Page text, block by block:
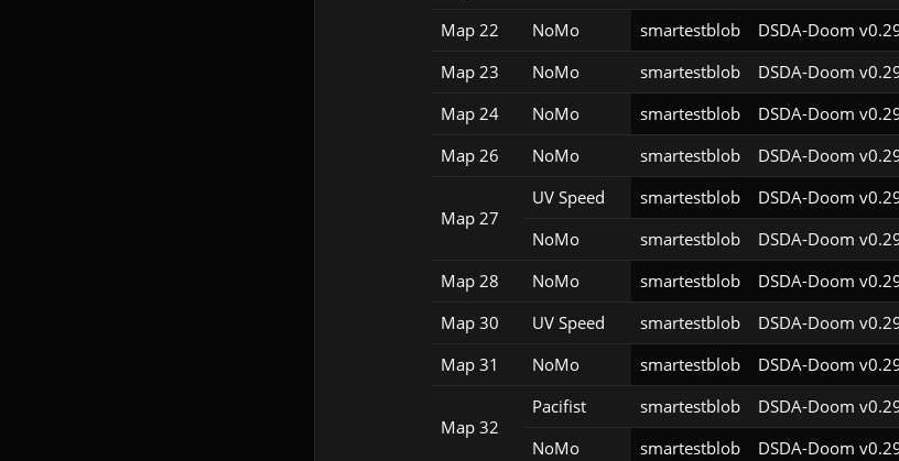
Map 22 NoMo smartestblob DSDA-Doom
Map 23 NoMo smartestblob DSDA-Doom
Map 24 NoMo smartestblob DSDA-Doom
Map 26 NoMo smartestblob DSDA-Doom
Map 27
UV Speed smartestblob DSDA-Doom
NoMo smartestblob DSDA-Doom
Map 28 NoMo smartestblob DSDA-Doom
Map 30 UV Speed smartestblob DSDA-Doom
Map 31 NoMo smartestblob DSDA-Doom
Map 32
Pacifist smartestblob DSDA-Doom
NoMo smartestblob DSDA-Doom